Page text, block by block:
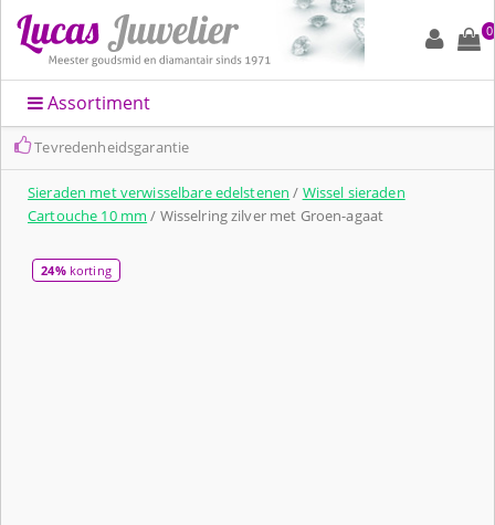
0
Assortiment
Snelle levering en altijd leuk ingepakt
Sieraden met verwisselbare edelstenen / Wissel sieraden
Cartouche 10 mm / Wisselring zilver met Groen-agaat
24%korting